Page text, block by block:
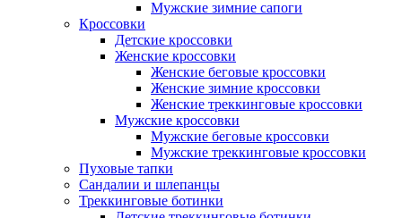
Мужские зимние сапоги
Кроссовки
Детские кроссовки
Женские кроссовки
Женские беговые кроссовки
Женские зимние кроссовки
Женские треккинговые кроссовки
Мужские кроссовки
Мужские беговые кроссовки
Мужские треккинговые кроссовки
Пуховые тапки
Сандалии и шлепанцы
Треккинговые ботинки